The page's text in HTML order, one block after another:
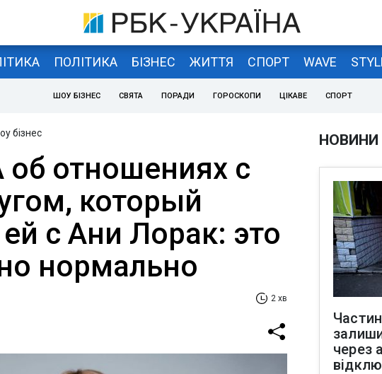
ПОЛІТИКА БІЗНЕС ЖИТТЯ СПОРТ WAVE
ШОУ БІЗНЕС СВЯТА ПОРАДИ ГОРОСКОПИ ЦІКАВЕ СПОРТ
бізнес
об отношениях с
который
с Ани Лорак: это
нормально
2 хв
НОВИНИ
через